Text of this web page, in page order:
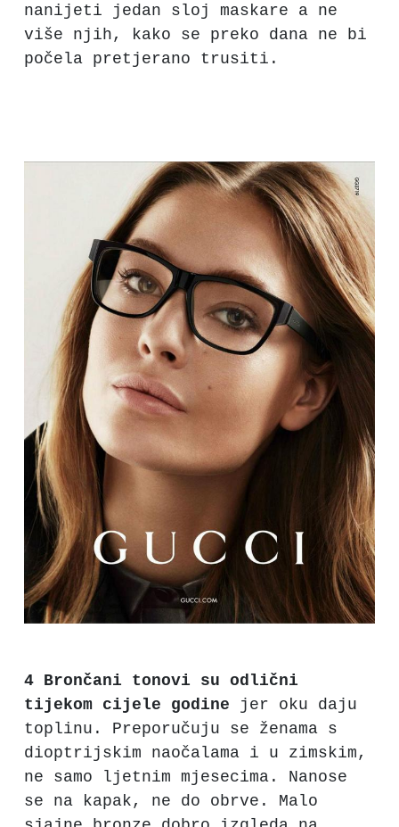
nanijeti jedan sloj maskare a ne
više njih, kako se preko dana ne bi
počela pretjerano trusiti.
4 Brončani tonovi su odlični
tijekom cijele godine jer oku daju
toplinu. Preporučuju se ženama s
dioptrijskim naočalama i u zimskim,
ne samo ljetnim mjesecima. Nanose
se na kapak, ne do obrve. Malo